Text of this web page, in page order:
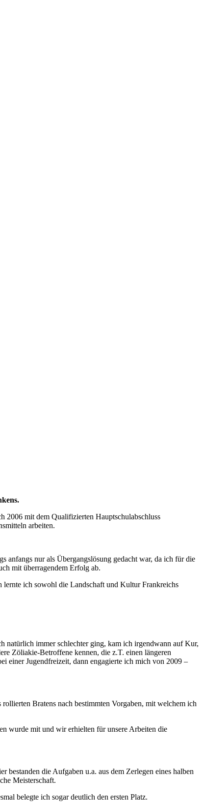
2006 mit dem Qualifizierten Hauptschulabschluss
arbeiten.
anfangs nur als Übergangslösung gedacht war, da ich für die
mit überragendem Erfolg ab.
lernte ich sowohl die Landschaft und Kultur Frankreichs
natürlich immer schlechter ging, kam ich irgendwann auf Kur,
Zöliakie-Betroffene kennen, die z.T. einen längeren
einer Jugendfreizeit, dann engagierte ich mich von 2009 –
Bratens nach bestimmten Vorgaben, mit welchem ich
wurde mit und wir erhielten für unsere Arbeiten die
die Aufgaben u.a. aus dem Zerlegen eines halben
Meisterschaft.
belegte ich sogar deutlich den ersten Platz.